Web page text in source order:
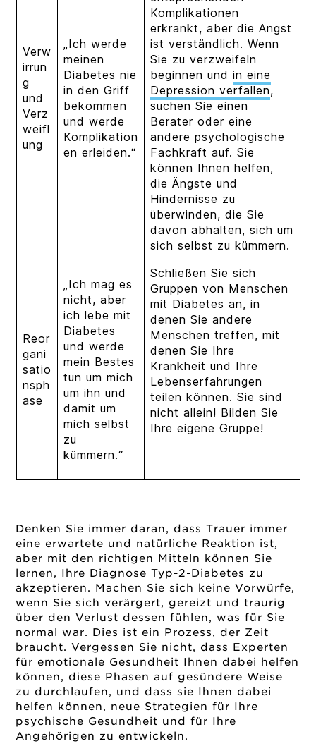
Verw
irrun
g
und
Verz
weifl
ung
„Ich werde
meinen
Diabetes nie
in den Griff
bekommen
und werde
Komplikation
en erleiden.“
Komplikationen
erkrankt, aber die Angst
ist verständlich. Wenn
Sie zu verzweifeln
beginnen und in eine
Depression verfallen,
suchen Sie einen
Berater oder eine
andere psychologische
Fachkraft auf. Sie
können Ihnen helfen,
die Ängste und
Hindernisse zu
überwinden, die Sie
davon abhalten, sich um
sich selbst zu kümmern.
Reor
gani
satio
nsph
ase
„Ich mag es
nicht, aber
ich lebe mit
Diabetes
und werde
mein Bestes
tun um mich
um ihn und
damit um
mich selbst
zu
kümmern.“
Schließen Sie sich
Gruppen von Menschen
mit Diabetes an, in
denen Sie andere
Menschen treffen, mit
denen Sie Ihre
Krankheit und Ihre
Lebenserfahrungen
teilen können. Sie sind
nicht allein! Bilden Sie
Ihre eigene Gruppe!
Denken Sie immer daran, dass Trauer immer
eine erwartete und natürliche Reaktion ist,
aber mit den richtigen Mitteln können Sie
lernen, Ihre Diagnose Typ-2-Diabetes zu
akzeptieren. Machen Sie sich keine Vorwürfe,
wenn Sie sich verärgert, gereizt und traurig
über den Verlust dessen fühlen, was für Sie
normal war. Dies ist ein Prozess, der Zeit
braucht. Vergessen Sie nicht, dass Experten
für emotionale Gesundheit Ihnen dabei helfen
können, diese Phasen auf gesündere Weise
zu durchlaufen, und dass sie Ihnen dabei
helfen können, neue Strategien für Ihre
psychische Gesundheit und für Ihre
Angehörigen zu entwickeln.